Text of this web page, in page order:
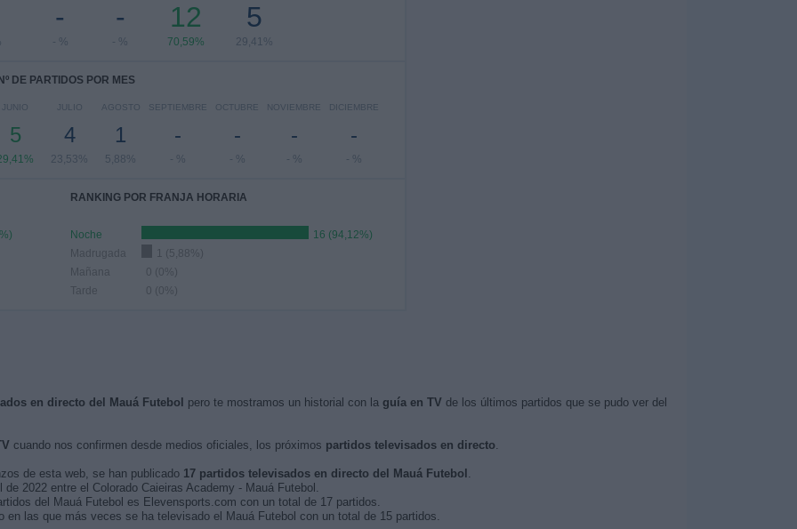
-
- %
-
- %
12
70,59%
5
29,41%
Nº DE PARTIDOS POR MES
JUNIO
5
JULIO
4
23,53%
AGOSTO
1
5,88%
SEPTIEMBRE
-
- %
OCTUBRE
-
- %
NOVIEMBRE
-
- %
DICIEMBRE
-
- %
RANKING POR FRANJA HORARIA
Noche
16 (94,12%)
Madrugada
1 (5,88%)
Mañana
0 (0%)
Tarde
0 (0%)
en directo del Mauá Futebol pero te mostramos un historial con la guía en TV de los últimos partidos que se pudo ver del
cuando nos confirmen desde medios oficiales, los próximos partidos televisados en directo.
de esta web, se han publicado 17 partidos televisados en directo del Mauá Futebol .
2022 entre el Colorado Caieiras Academy - Mauá Futebol.
del Mauá Futebol es Elevensports.com con un total de 17 partidos.
las que más veces se ha televisado el Mauá Futebol con un total de 15 partidos.